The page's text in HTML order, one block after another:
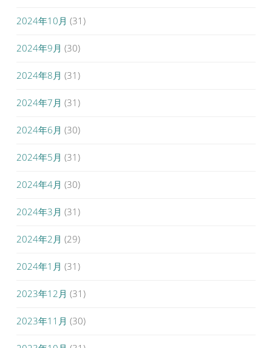
2024年10月 (31)
2024年9月 (30)
2024年8月 (31)
2024年7月 (31)
2024年6月 (30)
2024年5月 (31)
2024年4月 (30)
2024年3月 (31)
2024年2月 (29)
2024年1月 (31)
2023年12月 (31)
2023年11月 (30)